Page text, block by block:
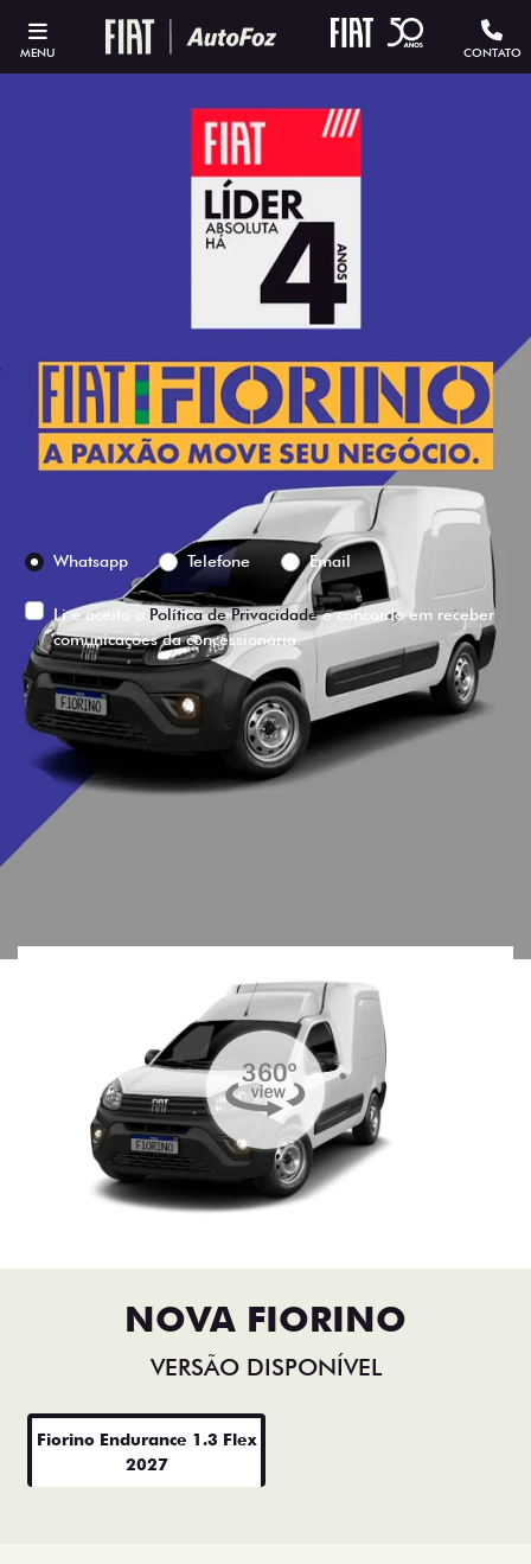
MENU CONTATO
ESTOU INTERESSADO
Versão escolhida
Whatsapp
Telefone Email
Li e aceito a Política de Privacidadee concordo em receber
comunicações da concessionária.
ENTRAR EM CONTATO
VISUALIZE O
NOVA FIORINO
VERSÃO DISPONÍVEL
Fiorino Endurance 1.3 Flex
2027